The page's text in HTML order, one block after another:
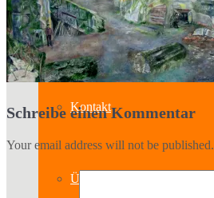
Verein
Kontakt
Über uns
Schreibe einen Kommentar
Your email address will not be published.